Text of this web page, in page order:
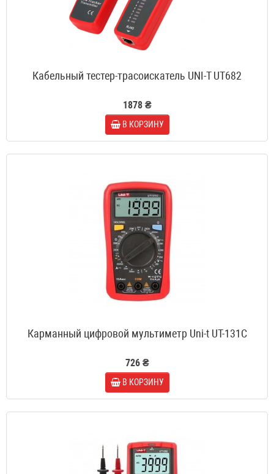
Кабельный тестер-трасоискатель UNI-T UT682
1878 ₴
В КОРЗИНУ
Карманный цифровой мультиметр Uni-t UT-131C
726 ₴
В КОРЗИНУ